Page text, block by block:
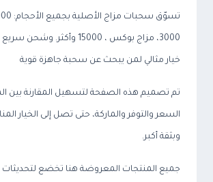
3000، مزاج بوكس ، 15000
خيار مثالي لمن يبحث عن سحبة جاهزة قوية
تم تصميم هذه الصفحة لتسهيل المقارنة بين
السعر والتوفر والماركة، حتى تصل إلى الخيار
وبثقة أكبر.
جميع المنتجات المعروضة هنا تخضع